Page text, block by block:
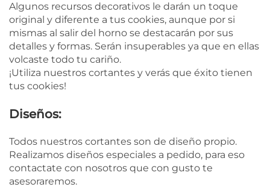
Algunos recursos decorativos le darán un toque
original y diferente a tus cookies, aunque por si
mismas al salir del horno se destacarán por sus
detalles y formas. Serán insuperables ya que en ellas
volcaste todo tu cariño.
¡Utiliza nuestros cortantes y verás que éxito tienen
tus cookies!
Diseños:
Todos nuestros cortantes son de diseño propio.
Realizamos diseños especiales a pedido, para eso
contactate con nosotros que con gusto te
asesoraremos.